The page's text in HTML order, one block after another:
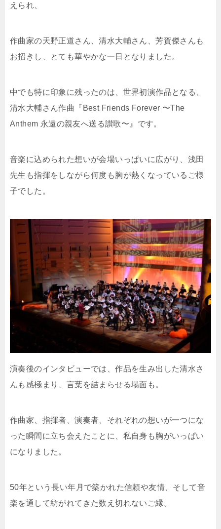
えられ、
作曲家の天野正道さん、清水大輔さん、芳賀傑さんも
お招きし、とても華やかな一日となりました。
中でも特に印象に残ったのは、世界初演作品となる、
清水大輔さん作曲『Best Friends Forever 〜The
Anthem 永遠の親友へ送る讃歌〜』です。
音楽に込められた想いが会場いっぱいに広がり、浅田
先生も指揮をしながら何度も胸が熱くなっているご様
子でした。
演奏後のインタビューでは、作品を生み出した清水さ
んも感極まり、言葉を詰まらせる場面も。
作曲家、指揮者、演奏者、それぞれの想いが一つにな
った瞬間に立ち会えたことに、私自身も胸がいっぱい
になりました。
50年という長い年月で築かれた信頼や友情、そして音
楽を通して紡がれてきた数え切れないご縁。